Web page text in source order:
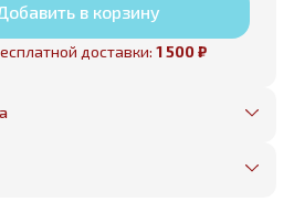
в корзину
доставки: 1 500 ₽
в Сплит
в пределах КАД